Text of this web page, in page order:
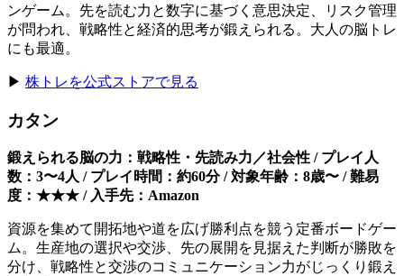
ンゲーム。先を読む力と数字に基づく意思決定、リスク管理
が問われ、戦略性と経済的思考が鍛えられる。大人の脳トレ
にも最適。
▶ 株トレを公式ストアで見る
カタン
鍛えられる脳の力：戦略性・先読み力／社会性 / プレイ人
数：3〜4人 / プレイ時間：約60分 / 対象年齢：8歳〜 / 難易
度：★★★ / 入手先：Amazon
資源を集めて開拓地や道を広げ勝利点を競う定番ボードゲー
ム。生産地の選択や交渉、先の展開を見据えた判断が勝敗を
分け、戦略性と交渉のコミュニケーション力がじっくり鍛え